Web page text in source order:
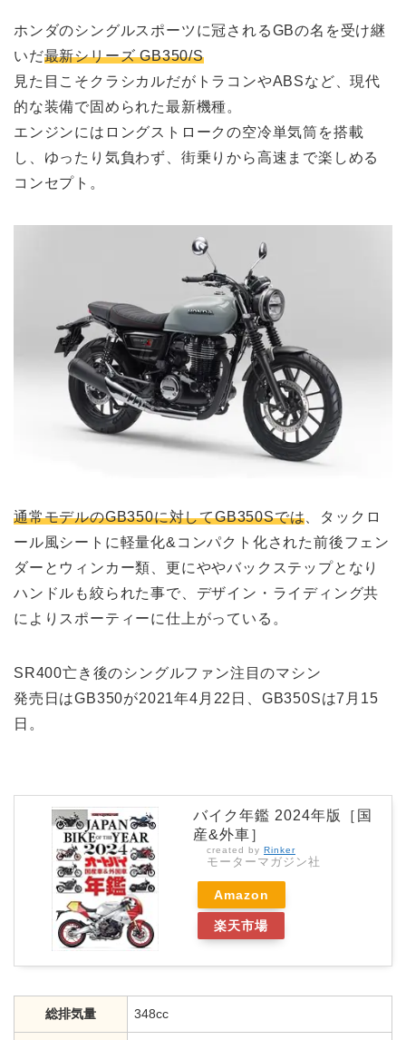
ホンダのシングルスポーツに冠されるGBの名を受け継
いだ最新シリーズ GB350/S
見た目こそクラシカルだがトラコンやABSなど、現代
的な装備で固められた最新機種。
エンジンにはロングストロークの空冷単気筒を搭載
し、ゆったり気負わず、街乗りから高速まで楽しめる
コンセプト。
通常モデルのGB350に対してGB350Sでは 、タックロ
ール風シートに軽量化&コンパクト化された前後フェン
ダーとウィンカー類、更にややバックステップとなり
ハンドルも絞られた事で、デザイン・ライディング共
によりスポーティーに仕上がっている。
SR400亡き後のシングルファン注目のマシン
発売日はGB350が2021年4月22日、GB350Sは7月15
日。
バイク年鑑 2024年版［国
産&外車］
created by Rinker
モーターマガジン社
Amazon
楽天市場
総排気量 348cc